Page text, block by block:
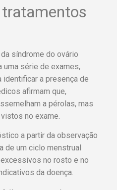
síndrome do ovário
série de exames,
identificar a presença de
afirmam que,
a pérolas, mas
no exame.
a partir da observação
de um ciclo menstrual
no rosto e no
da doença.